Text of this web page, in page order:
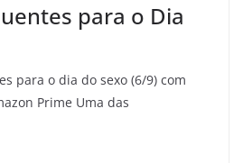
para o Dia
para o dia do sexo (6/9) com
Prime Uma das